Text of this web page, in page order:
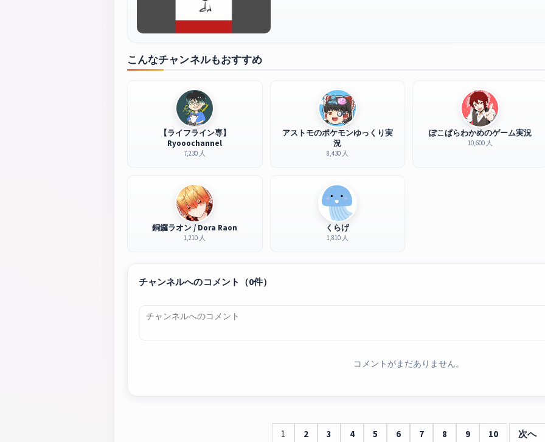
こんなチャンネルもおすすめ
【ライフライン専】
Ryooochannel
7,230 人
アストモのポケモンゆっくり実
況
8,430 人
ぽこぱらわかめのゲーム実況
10,600 人
銅鑼ラオン / Dora Raon
1,210 人
くらげ
1,810 人
チャンネルへのコメント（0件）
コメントがまだありません。
1 2 3 4 5 6 7 8 9 10 次へ